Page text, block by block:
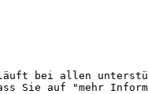
bei allen
Sie auf "mehr